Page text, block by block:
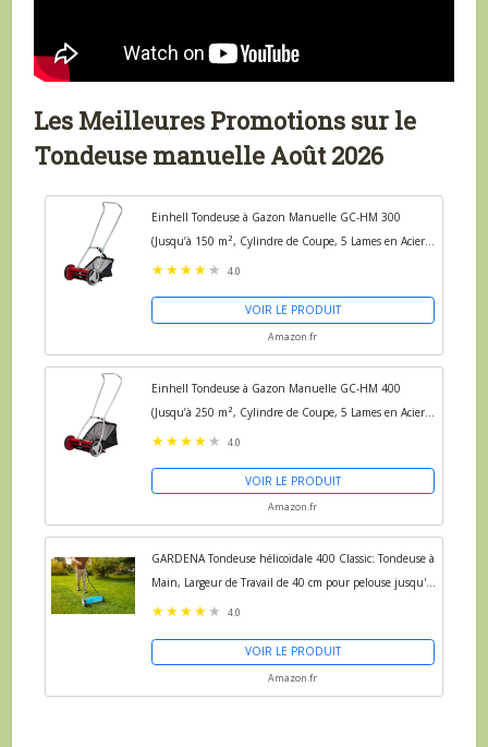
Les Meilleures Promotions sur le
Tondeuse manuelle Août 2026
Einhell Tondeuse à Gazon Manuelle GC-HM 300
(Jusqu’à 150 m², Cylindre de Coupe, 5 Lames en Acier,
réglage de la Hauteur de Coupe sur 4 Niveaux de 13 à
4.0
VOIR LE PRODUIT
Amazon.fr
Einhell Tondeuse à Gazon Manuelle GC-HM 400
(Jusqu’à 250 m², Cylindre de Coupe, 5 Lames en Acier,
réglage de la Hauteur de Coupe sur 4 Niveaux de 13 à
4.0
VOIR LE PRODUIT
Amazon.fr
GARDENA Tondeuse hélicoïdale 400 Classic: Tondeuse à
Main, Largeur de Travail de 40 cm pour pelouse jusqu'à
200 m², Cylindre de Coupe en Acier de qualité,...
4.0
VOIR LE PRODUIT
Amazon.fr